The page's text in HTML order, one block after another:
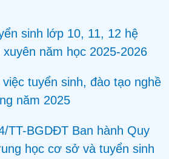
sinh lớp 10, 11, 12 hệ
năm học 2025-2026
tuyển sinh, đào tạo nghề
năm 2025
TT-BGDĐT Ban hành Quy
học cơ sở và tuyển sinh